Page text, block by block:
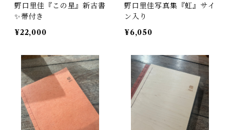
野口里佳『この星』新古書
✨帯付き
¥22,000
野口里佳写真集『虹』サイ
ン入り
¥6,050